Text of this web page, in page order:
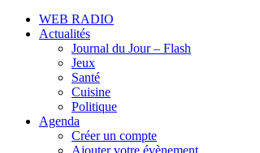
WEB RADIO
Actualités
Journal du Jour – Flash
Jeux
Santé
Cuisine
Politique
Agenda
Créer un compte
Ajouter votre évènement